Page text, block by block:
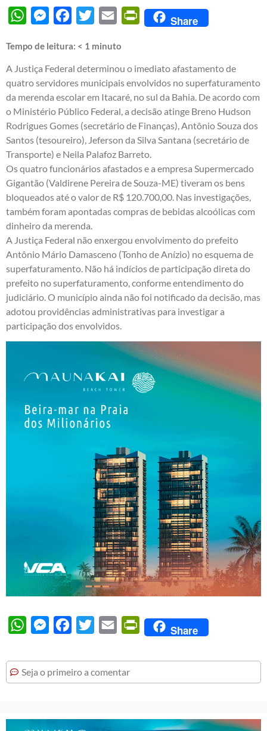
WhatsAppMessengerFacebook
Twitter Email PrintFriendly
Share
Tempo de leitura: < 1 minuto
A Justiça Federal determinou o imediato afastamento de
quatro servidores municipais envolvidos no superfaturamento
da merenda escolar em Itacaré, no sul da Bahia. De acordo com
o Ministério Público Federal, a decisão atinge Breno Hudson
Rodrigues Gomes (secretário de Finanças), Antônio Souza dos
Santos (tesoureiro), Jeferson da Silva Santana (secretário de
Transporte) e Neila Palafoz Barreto.
Os quatro funcionários afastados e a empresa Supermercado
Gigantão (Valdirene Pereira de Souza-ME) tiveram os bens
bloqueados até o valor de R$ 120.700,00. Nas investigações,
também foram apontadas compras de bebidas alcoólicas com
dinheiro da merenda.
A Justiça Federal não enxergou envolvimento do prefeito
Antônio Mário Damasceno (Tonho de Anízio) no esquema de
superfaturamento. Não há indícios de participação direta do
prefeito no superfaturamento, conforme entendimento do
judiciário. O município ainda não foi notificado da decisão, mas
adotou providências administrativas para investigar a
participação dos envolvidos.
WhatsAppMessengerFacebook
Twitter Email PrintFriendly
Share
Seja o primeiro a comentar